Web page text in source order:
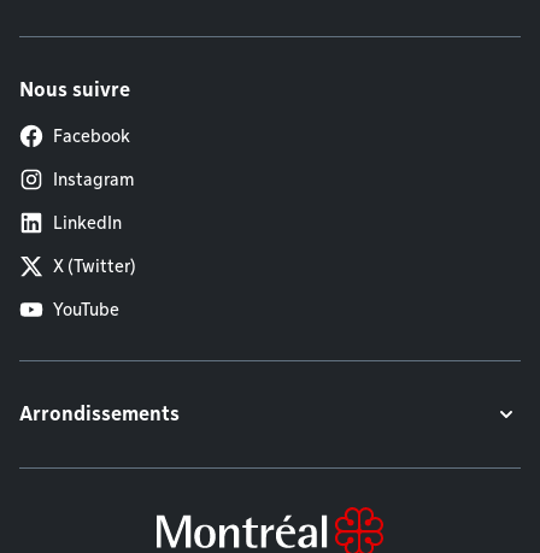
Nous suivre
Facebook
Instagram
LinkedIn
X (Twitter)
YouTube
Arrondissements